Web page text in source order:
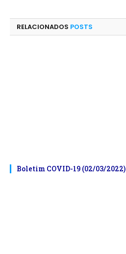
RELACIONADOS POSTS
Boletim COVID-19 (02/03/2022)